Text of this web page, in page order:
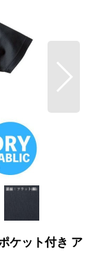
ケット付き ア